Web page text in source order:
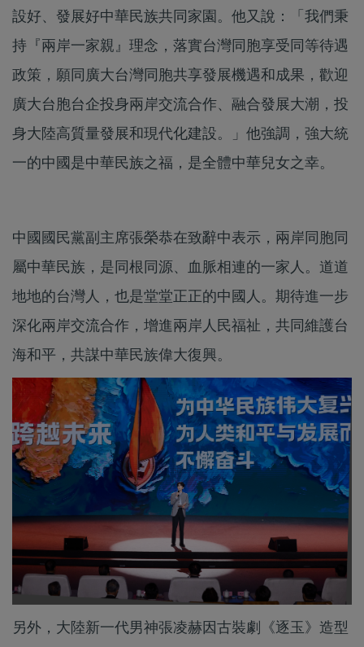
設好、發展好中華民族共同家園。他又說：「我們秉
持『兩岸一家親』理念，落實台灣同胞享受同等待遇
政策，願同廣大台灣同胞共享發展機遇和成果，歡迎
廣大台胞台企投身兩岸交流合作、融合發展大潮，投
身大陸高質量發展和現代化建設。」他強調，強大統
一的中國是中華民族之福，是全體中華兒女之幸。
中國國民黨副主席張榮恭在致辭中表示，兩岸同胞同
屬中華民族，是同根同源、血脈相連的一家人。道道
地地的台灣人，也是堂堂正正的中國人。期待進一步
深化兩岸交流合作，增進兩岸人民福祉，共同維護台
海和平，共謀中華民族偉大復興。
另外，大陸新一代男神張凌赫因古裝劇《逐玉》造型